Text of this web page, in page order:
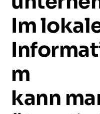
Im
m
kann